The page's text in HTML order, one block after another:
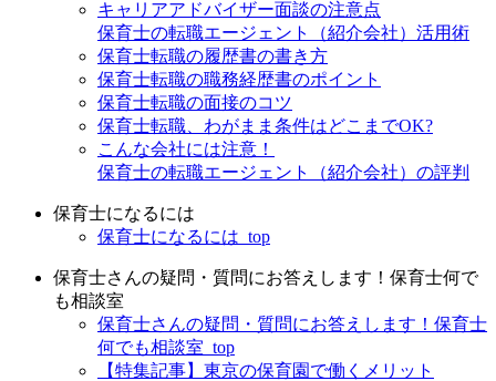
キャリアアドバイザー面談の注意点
保育士の転職エージェント（紹介会社）活用術
保育士転職の履歴書の書き方
保育士転職の職務経歴書のポイント
保育士転職の面接のコツ
保育士転職、わがまま条件はどこまでOK?
こんな会社には注意！
保育士の転職エージェント（紹介会社）の評判
保育士になるには
保育士になるには_top
保育士さんの疑問・質問にお答えします！保育士何で
も相談室
保育士さんの疑問・質問にお答えします！保育士
何でも相談室_top
【特集記事】東京の保育園で働くメリット